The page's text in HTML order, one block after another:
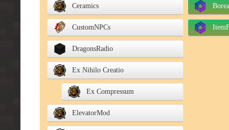
Ceramics
CustomNPCs
DragonsRadio
Ex Nihilo Creatio
Ex Compressum
ElevatorMod